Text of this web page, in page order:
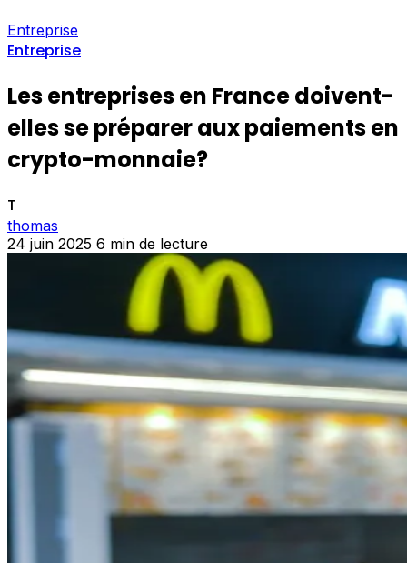
Entreprise
Entreprise
Les entreprises en France doivent-
elles se préparer aux paiements en
crypto-monnaie?
T
thomas
24 juin 2025 6 min de lecture